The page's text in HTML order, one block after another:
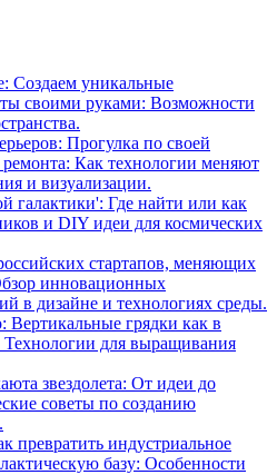
Создаем уникальные
своими руками: Возможности
Прогулка по своей
ремонта: Как технологии меняют
и визуализации.
галактики': Где найти или как
и DIY идеи для космических
стартапов, меняющих
инновационных
в дизайне и технологиях среды.
Вертикальные грядки как в
Технологии для выращивания
звездолета: От идеи до
советы по созданию
превратить индустриальное
базу: Особенности